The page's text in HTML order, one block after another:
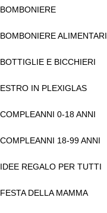
BOMBONIERE
BOMBONIERE ALIMENTARI
BOTTIGLIE E BICCHIERI
ESTRO IN PLEXIGLAS
COMPLEANNI 0-18 ANNI
COMPLEANNI 18-99 ANNI
IDEE REGALO PER TUTTI
FESTA DELLA MAMMA